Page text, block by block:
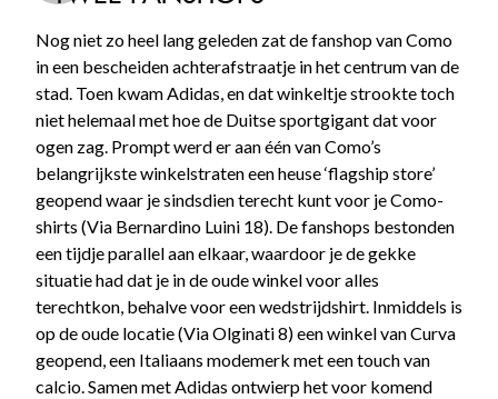
Nog niet zo heel lang geleden zat de fanshop van Como
in een bescheiden achterafstraatje in het centrum van de
stad. Toen kwam Adidas, en dat winkeltje strookte toch
niet helemaal met hoe de Duitse sportgigant dat voor
ogen zag. Prompt werd er aan één van Como’s
belangrijkste winkelstraten een heuse ‘flagship store’
geopend waar je sindsdien terecht kunt voor je Como-
shirts (Via Bernardino Luini 18). De fanshops bestonden
een tijdje parallel aan elkaar, waardoor je de gekke
situatie had dat je in de oude winkel voor alles
terechtkon, behalve voor een wedstrijdshirt. Inmiddels is
op de oude locatie (Via Olginati 8) een winkel van Curva
geopend, een Italiaans modemerk met een touch van
calcio. Samen met Adidas ontwierp het voor komend